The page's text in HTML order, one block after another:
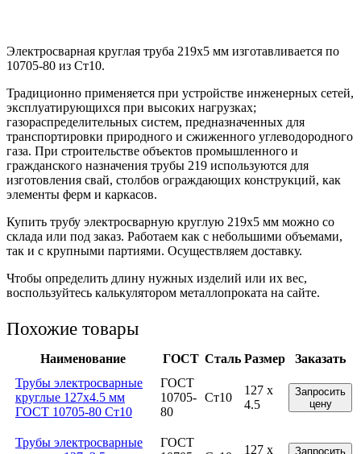
Электросварная круглая труба 219х5 мм изготавливается по
10705-80 из Ст10.
Традиционно применяется при устройстве инженерных сетей,
эксплуатирующихся при высоких нагрузках;
газораспределительных систем, предназначенных для
транспортировки природного и сжиженного углеводородного
газа. При строительстве объектов промышленного и
гражданского назначения трубы 219 используются для
изготовления свай, столбов ограждающих конструкций, как
элементы ферм и каркасов.
Купить трубу электросварную круглую 219х5 мм можно со
склада или под заказ. Работаем как с небольшими объемами,
так и с крупными партиями. Осуществляем доставку.
Чтобы определить длину нужных изделий или их вес,
воспользуйтесь калькулятором металлопроката на сайте.
Похожие товары
Наименование ГОСТ Сталь Размер
Заказать
Трубы электросварные
круглые 127x4.5 мм
ГОСТ 10705-80 Ст10
ГОСТ
10705-
80
Ст10
127 x
4.5
Запросить
цену
Трубы электросварные
ГОСТ
127 x
Запросить